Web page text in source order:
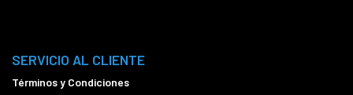
SERVICIO AL CLIENTE
Términos y Condiciones